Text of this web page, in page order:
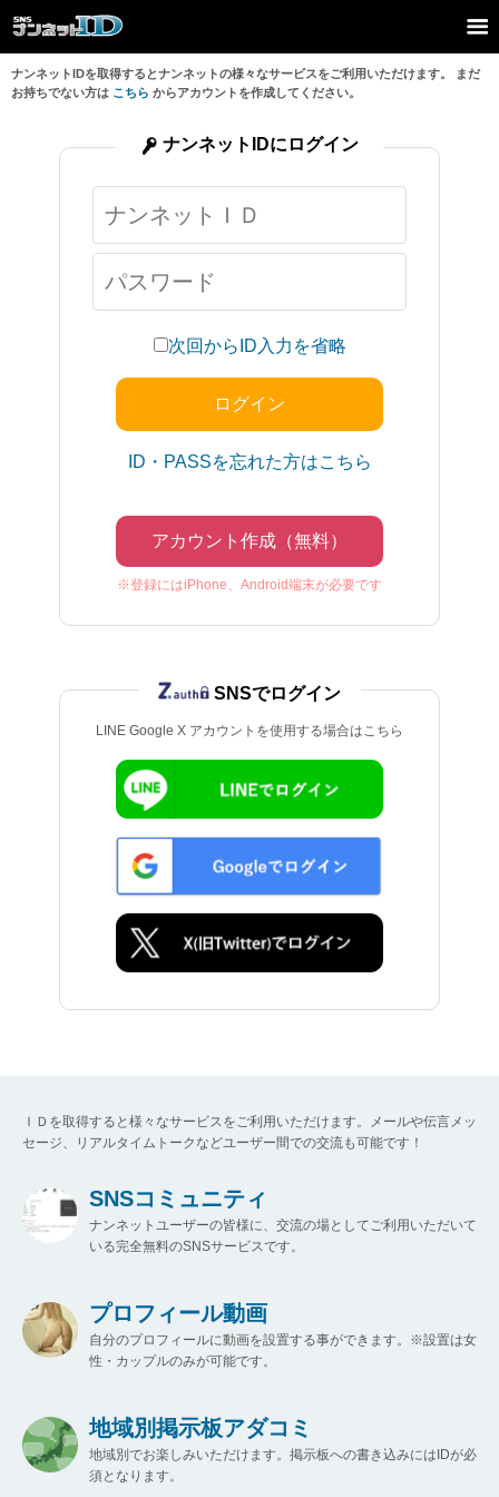
ナンネットIDを取得するとナンネットの様々なサービスをご利用いただけます。 まだ
お持ちでない方は こちら からアカウントを作成してください。
次回からID入力を省略
ID・PASSを忘れた方はこちら
アカウント作成（無料）
※登録にはiPhone、Android端末が必要です
ナンネットIDにログイン
LINE Google X アカウントを使用する場合はこちら
SNSでログイン
ＩＤを取得すると様々なサービスをご利用いただけます。メールや伝言メッ
セージ、リアルタイムトークなどユーザー間での交流も可能です！
SNSコミュニティ
ナンネットユーザーの皆様に、交流の場としてご利用いただいて
いる完全無料のSNSサービスです。
プロフィール動画
自分のプロフィールに動画を設置する事ができます。※設置は女
性・カップルのみが可能です。
地域別掲示板アダコミ
地域別でお楽しみいただけます。掲示板への書き込みにはIDが必
須となります。